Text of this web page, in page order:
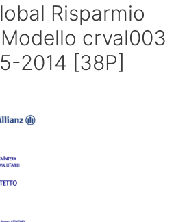
Risparmio
crval003
2014 [38P]